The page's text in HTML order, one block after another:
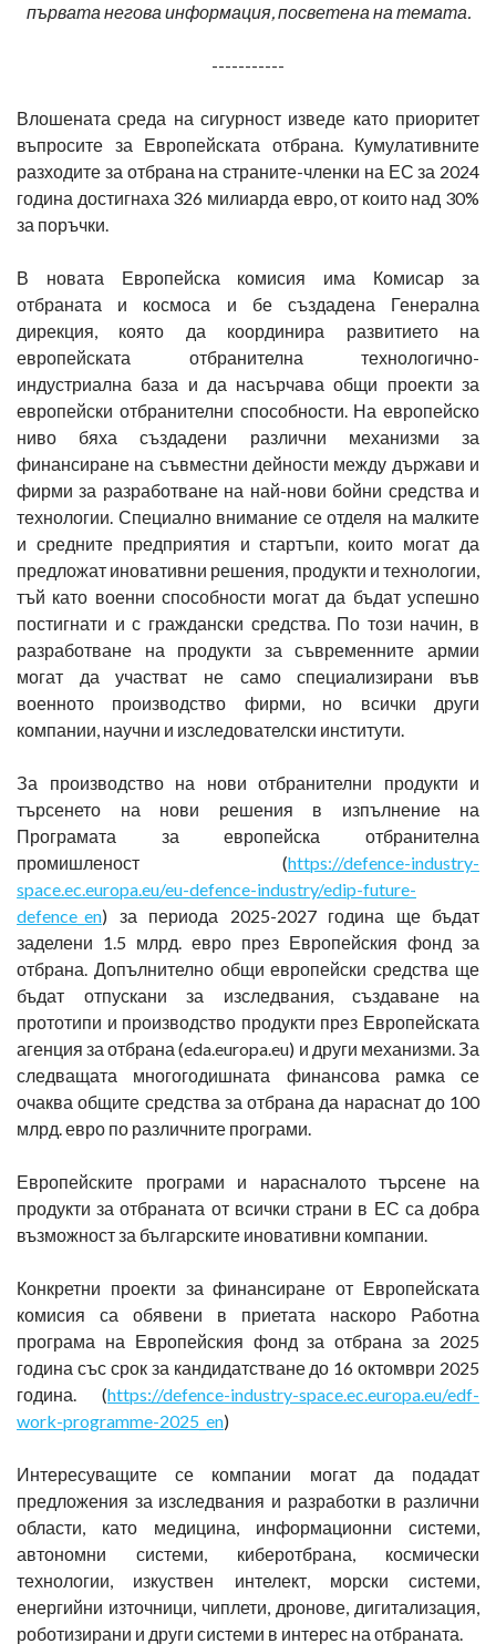
първата негова информация, посветена на темата.
-----------
Влошената среда на сигурност изведе като приоритет
въпросите за Европейската отбрана. Кумулативните
разходите за отбрана на страните-членки на ЕС за 2024
година достигнаха 326 милиарда евро, от които над 30%
за поръчки.
В новата Европейска комисия има Комисар за
отбраната и космоса и бе създадена Генерална
дирекция, която да координира развитието на
европейската отбранителна технологично-
индустриална база и да насърчава общи проекти за
европейски отбранителни способности. На европейско
ниво бяха създадени различни механизми за
финансиране на съвместни дейности между държави и
фирми за разработване на най-нови бойни средства и
технологии. Специално внимание се отделя на малките
и средните предприятия и стартъпи, които могат да
предложат иновативни решения, продукти и технологии,
тъй като военни способности могат да бъдат успешно
постигнати и с граждански средства. По този начин, в
разработване на продукти за съвременните армии
могат да участват не само специализирани във
военното производство фирми, но всички други
компании, научни и изследователски институти.
За производство на нови отбранителни продукти и
търсенето на нови решения в изпълнение на
Програмата за европейска отбранителна
промишленост (https://defence-industry-
space.ec.europa.eu/eu-defence-industry/edip-future-
defence_en) за периода 2025-2027 година ще бъдат
заделени 1.5 млрд. евро през Европейския фонд за
отбрана. Допълнително общи европейски средства ще
бъдат отпускани за изследвания, създаване на
прототипи и производство продукти през Европейската
агенция за отбрана (eda.europa.eu) и други механизми. За
следващата многогодишната финансова рамка се
очаква общите средства за отбрана да нараснат до 100
млрд. евро по различните програми.
Европейските програми и нарасналото търсене на
продукти за отбраната от всички страни в ЕС са добра
възможност за българските иновативни компании.
Конкретни проекти за финансиране от Европейската
комисия са обявени в приетата наскоро Работна
програма на Европейския фонд за отбрана за 2025
година със срок за кандидатстване до 16 октомври 2025
година. (https://defence-industry-space.ec.europa.eu/edf-
work-programme-2025_en)
Интересуващите се компании могат да подадат
предложения за изследвания и разработки в различни
области, като медицина, информационни системи,
автономни системи, киберотбрана, космически
технологии, изкуствен интелект, морски системи,
енергийни източници, чиплети, дронове, дигитализация,
роботизирани и други системи в интерес на отбраната.